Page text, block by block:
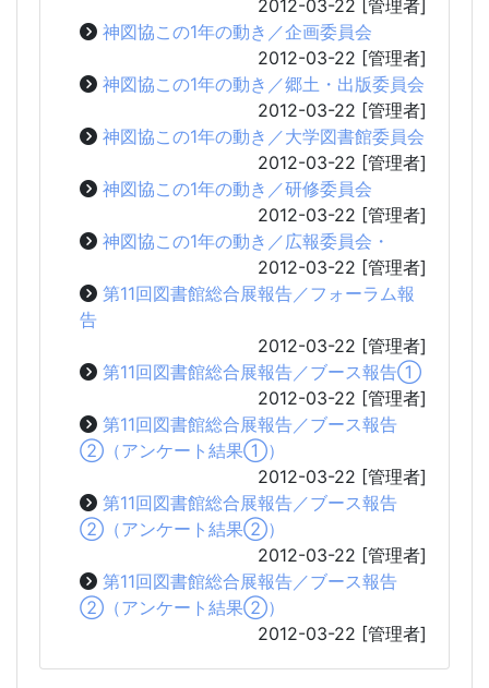
2012-03-22 [管理者]
神図協この1年の動き／企画委員会
2012-03-22 [管理者]
神図協この1年の動き／郷土・出版委員会
2012-03-22 [管理者]
神図協この1年の動き／大学図書館委員会
2012-03-22 [管理者]
神図協この1年の動き／研修委員会
2012-03-22 [管理者]
神図協この1年の動き／広報委員会・
2012-03-22 [管理者]
第11回図書館総合展報告／フォーラム報
告
2012-03-22 [管理者]
第11回図書館総合展報告／ブース報告①
2012-03-22 [管理者]
第11回図書館総合展報告／ブース報告
②（アンケート結果①）
2012-03-22 [管理者]
第11回図書館総合展報告／ブース報告
②（アンケート結果②）
2012-03-22 [管理者]
第11回図書館総合展報告／ブース報告
②（アンケート結果②）
2012-03-22 [管理者]